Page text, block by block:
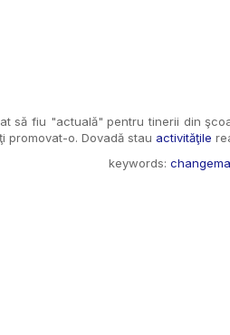
să fiu "actuală" pentru tinerii din
promovat-o. Dovadă stau activităţile
keywords: